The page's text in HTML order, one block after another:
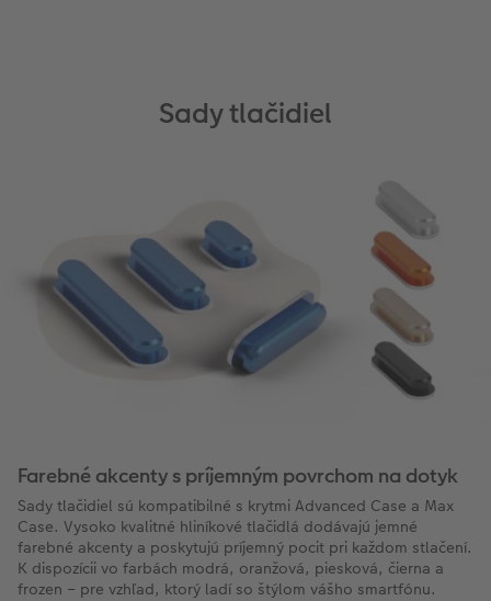
Sady tlačidiel
Farebné akcenty s príjemným povrchom na dotyk
Sady tlačidiel sú kompatibilné s krytmi Advanced Case a Max
Case. Vysoko kvalitné hliníkové tlačidlá dodávajú jemné
farebné akcenty a poskytujú príjemný pocit pri každom stlačení.
K dispozícii vo farbách modrá, oranžová, piesková, čierna a
frozen – pre vzhľad, ktorý ladí so štýlom vášho smartfónu.